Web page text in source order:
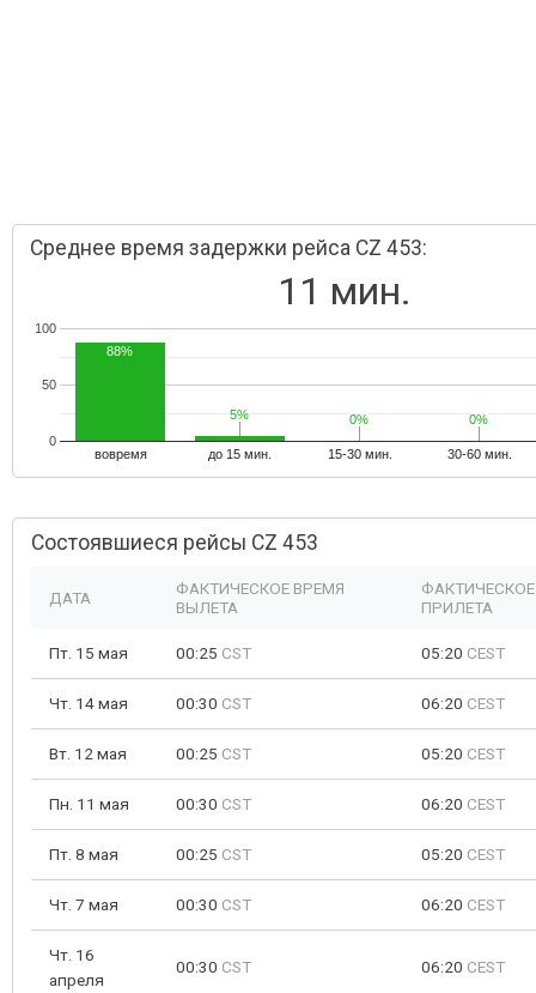
Среднее время задержки рейса CZ 453:
11 мин.
вовремя до 15 мин. 15-30 мин. 30-60 мин.
0
50
100
88%
5%
5% 0%
0% 0%
0%
Состоявшиеся рейсы CZ 453
ДАТА
ФАКТИЧЕСКОЕ ВРЕМЯ
ВЫЛЕТА
ПРИЛЕТА
Пт. 15 мая 00:25 CST 05:20 CEST
Чт. 14 мая 00:30 CST 06:20 CEST
Вт. 12 мая 00:25 CST 05:20 CEST
Пн. 11 мая 00:30 CST 06:20 CEST
Пт. 8 мая 00:25 CST 05:20 CEST
Чт. 7 мая 00:30 CST 06:20 CEST
Чт. 16
апреля
00:30 CST 06:20 CEST